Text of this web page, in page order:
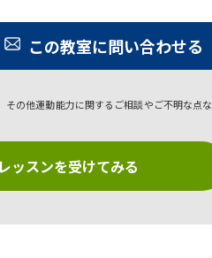
この教室に問い合わせる
の他運動能力に関するご相談やご不明な点な
ッスンを受けてみる